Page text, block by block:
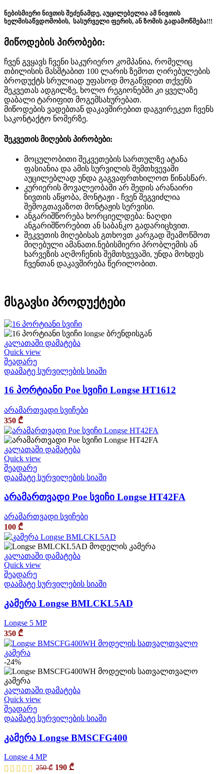
ნებისმიერი ნივთის შეძენამდე, აუცილებელია ამ ნივთის
ხელმისაწვდომობის, სასურველი ფერის, ან ზომის გადამოწმება!!!
მიწოდების პირობები:
ჩვენ გვყავს ჩვენი საკურიერო კომპანია, რომელიც
თბილისის მასშტაბით 100 ლარის ზემოთ ღირებულების
ბროდუქტს სრულიად უფასოდ მოგაწვდით თქვენს
შეკვეთას ადგილზე, ხოლო რეგიონებში კი ყველაზე
დაბალი ტარიფით მოგემსახურებათ.
მიწოდების ვადებთან დაკავშირებით დაგვირეკეთ ჩვენს
საკონტაქტო ნომერზე.
შეკვეთის მიღების პირობები:
მოცულობითი შეკვეთების სართულზე ატანა
ფასიანია და ამის სურვილის შემთხვევაში
აუცილებლად უნდა გაგვაფრთხილოთ წინასწარ.
კურიერის მოვალეობაში არ შედის არანაირი
ნივთის აწყობა, მონტაჟი - ჩვენ შეგვიძლია
შემოგთავაზოთ მონტაჟის სერვისი.
ანგარიშწორება ხორციელდება: ნაღდი
ანგარიშწორებით ან საბანკო გადარიცხვით.
შეკვეთის მიღებისას გთხოვთ კარგად შეამოწმოთ
მიღებული ამანათი.ნებისმიერი პრობლემის ან
ხარვეზის აღმოჩენის შემთხვევაში, უნდა მოხდეს
ჩვენთან დაკავშირება წერილობით.
მსგავსი პროდუქტები
კალათაში დამატება
Quick view
შეადარე
დაამატე სურვილების სიაში
16 პორტიანი Poe სვიჩი Longse HT1612
არამართვადი სვიჩები
350 ₾
კალათაში დამატება
Quick view
შეადარე
დაამატე სურვილების სიაში
არამართვადი Poe სვიჩი Longse HT42FA
არამართვადი სვიჩები
100 ₾
კალათაში დამატება
Quick view
შეადარე
დაამატე სურვილების სიაში
კამერა Longse BMLCKL5AD
Longse 5 MP
350 ₾
-24%
კალათაში დამატება
Quick view
შეადარე
დაამატე სურვილების სიაში
კამერა Longse BMSCFG400
Longse 4 MP
250₾ 190 ₾